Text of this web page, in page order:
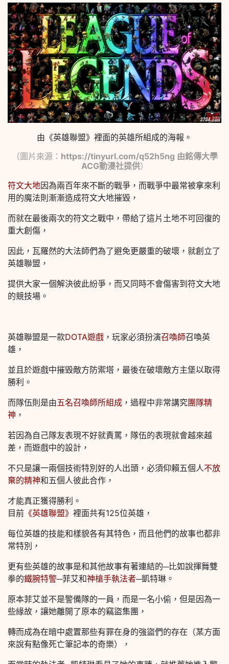
由《英雄聯盟》裡面的英雄所組成的海報。
（圖片來源： https://tinyurl.com/q52h5ng 由銘傳大學
ACG動漫社提供）
符文大地因為兩百年來不斷的戰爭，而戰爭中最常被拿來利
用的魔法則漸漸造成符文大地摧毀，
而就在最後兩次的符文之戰中，帶給了這片土地不可回復的
重大創傷，
因此，瓦羅然的大法師們為了避免更嚴重的破壞，就創立了
英雄聯盟，
提供大家一個解決彼此紛爭，而又同時不會傷害到符文大地
的競技場。
英雄聯盟是一款DOTA遊戲 ，玩家必須扮演召喚師召喚英
雄，
並且於遊戲中摧毀敵方防禦塔，最後在破壞敵方主堡以取得
勝利。
而隊伍則是由五名召喚師所組成 ，過程中非常講究團隊精
神 ，
若因為自己隊友表現不好就責罵，隊伍的表現就會越來越
差，而遊戲中的設計，
不只是讓一兩個技術特別好的人出頭，必須仰賴五個人不放
棄的精神和五個人彼此合作，
才能真正獲得勝利。
目前 《英雄聯盟》 裡面共有125位英雄，
每位英雄的技能和樣貌各有其特色，而且他們的故事也都非
常特別，
更有些英雄的故事是和其他故事有著連結的─比如說揮舞雙
拳的鐵腕特警─菲艾和神槍手執法者─凱特琳。
原本菲艾並不是警備隊的一員，而是一名小偷，但是因為一
些緣故，讓她離開了原本的竊盜集團，
轉而成為在暗中處置那些有罪在身的強盜們的存在（某方面
來說有點像死亡筆記本的奇樂），